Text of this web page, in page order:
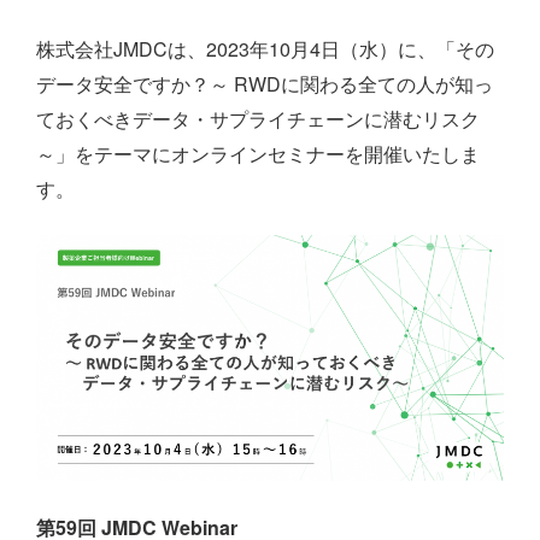
株式会社JMDCは、2023年10月4日（水）に、「その
データ安全ですか？～ RWDに関わる全ての人が知っ
ておくべきデータ・ サプライチェーンに潜むリスク
～」をテーマにオンラインセミナーを開催いたしま
す。
第59回 JMDC Webinar